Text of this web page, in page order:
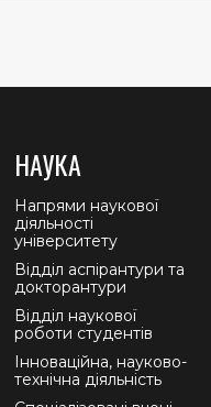
НАУКА
Напрями наукової
діяльності
університету
Відділ аспірантури та
докторантури
Відділ наукової
роботи студентів
Інноваційна, науково-
технічна діяльність